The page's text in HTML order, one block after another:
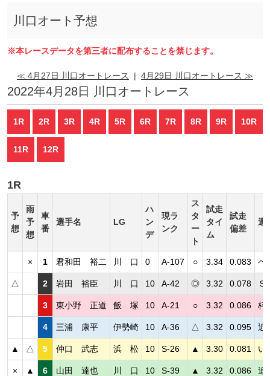
川口オート予想
※本レースデータを第三者に配布することを禁じます。
≪ 4月27日 川口オートレース | 4月29日 川口オートレース ≫
2022年4月28日 川口オートレース
1R 2R 3R 4R 5R 6R 7R 8R 9R 10R
11R 12R
1R
予
想
雨
予
想
車
番
選手名 LG
ハ
ン
デ
現ラ
ンク
ス
タ
ー
ト
試走
タイ
ム
試走
偏差
選
× 1 君和田 裕二 川 口 0 A-107 ○ 3.34 0.083 ペ
△ 2 岩田 裕臣 川 口 10 A-42 ◎ 3.32 0.078 Ｓ
3 東小野 正道 飯 塚 10 A-21 ○ 3.32 0.086 枠
4 三浦 康平 伊勢崎 10 A-36 △ 3.32 0.095 近
▲ △ 5 仲口 武志 浜 松 10 S-26 ▲ 3.30 0.081 い
× ▲ 6 山田 達也 川 口 10 S-39 ▲ 3.32 0.086 追